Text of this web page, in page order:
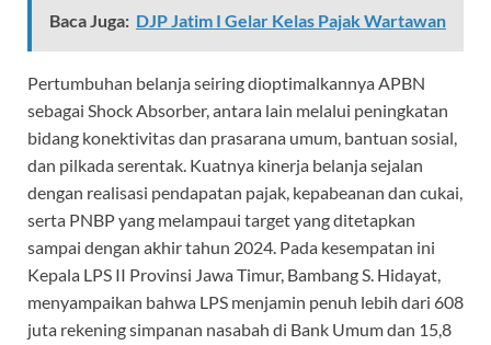
Baca Juga: DJP Jatim I Gelar Kelas Pajak Wartawan
Pertumbuhan belanja seiring dioptimalkannya APBN
sebagai Shock Absorber, antara lain melalui peningkatan
bidang konektivitas dan prasarana umum, bantuan sosial,
dan pilkada serentak. Kuatnya kinerja belanja sejalan
dengan realisasi pendapatan pajak, kepabeanan dan cukai,
serta PNBP yang melampaui target yang ditetapkan
sampai dengan akhir tahun 2024. Pada kesempatan ini
Kepala LPS II Provinsi Jawa Timur, Bambang S. Hidayat,
menyampaikan bahwa LPS menjamin penuh lebih dari 608
juta rekening simpanan nasabah di Bank Umum dan 15,8